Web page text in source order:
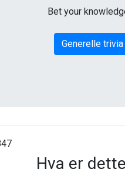
Bet your
Generelle
Hva er